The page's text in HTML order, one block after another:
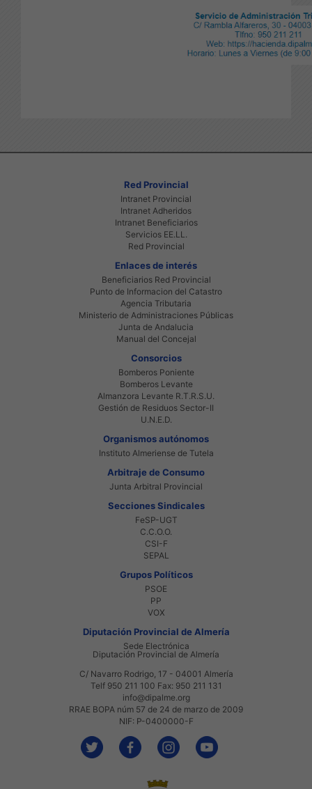
Red Provincial
Intranet Provincial
Intranet Adheridos
Intranet Beneficiarios
Servicios EE.LL.
Red Provincial
Enlaces de interés
Beneficiarios Red Provincial
Punto de Informacion del Catastro
Agencia Tributaria
Ministerio de Administraciones Públicas
Junta de Andalucia
Manual del Concejal
Consorcios
Bomberos Poniente
Bomberos Levante
Almanzora Levante R.T.R.S.U.
Gestión de Residuos Sector-II
U.N.E.D.
Organismos autónomos
Instituto Almeriense de Tutela
Arbitraje de Consumo
Junta Arbitral Provincial
Secciones Sindicales
FeSP-UGT
C.C.O.O.
CSI-F
SEPAL
Grupos Políticos
PSOE
PP
VOX
Diputación Provincial de Almería
Sede Electrónica
Diputación Provincial de Almería
C/ Navarro Rodrigo, 17 - 04001 Almería
Telf 950 211 100 Fax: 950 211 131
info@dipalme.org
RRAE BOPA núm 57 de 24 de marzo de 2009
NIF: P-0400000-F